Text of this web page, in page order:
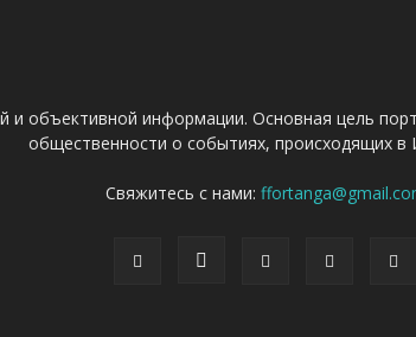
и объективной информации. Основная цель
общественности о событиях, происходящих в
Свяжитесь с нами: